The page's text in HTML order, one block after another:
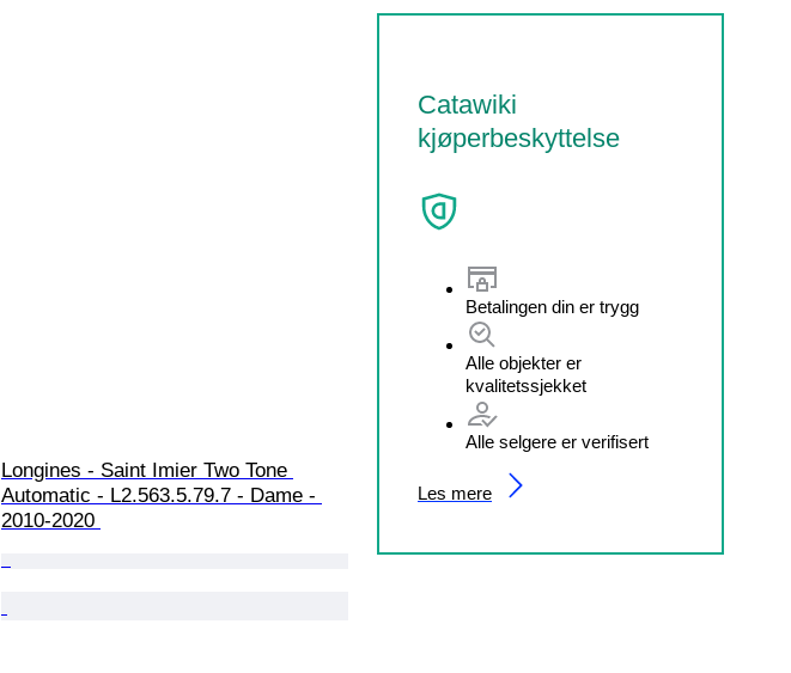
Catawiki
kjøperbeskyttelse
Betalingen din er trygg
Alle objekter er
kvalitetssjekket
Alle selgere er verifisert
Les mere
Longines - Saint Imier Two Tone
Automatic - L2.563.5.79.7 - Dame -
2010-2020